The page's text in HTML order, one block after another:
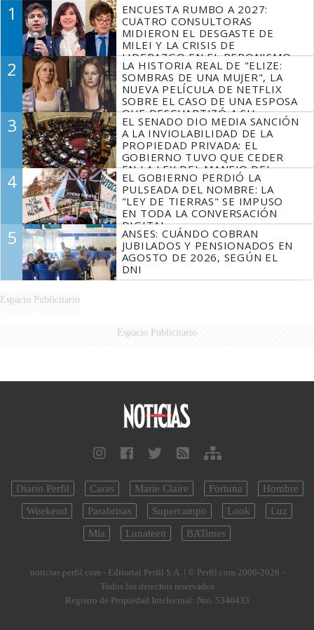
1
ENCUESTA RUMBO A 2027:
CUATRO CONSULTORAS
MIDIERON EL DESGASTE DE
MILEI Y LA CRISIS DE
LIDERAZGO EN EL PERONISMO
2
LA HISTORIA REAL DE "ELIZE:
SOMBRAS DE UNA MUJER", LA
NUEVA PELÍCULA DE NETFLIX
SOBRE EL CASO DE UNA ESPOSA
QUE DESCUARTIZÓ A SU
MARIDO
3
EL SENADO DIO MEDIA SANCIÓN
A LA INVIOLABILIDAD DE LA
PROPIEDAD PRIVADA: EL
GOBIERNO TUVO QUE CEDER
EN LA LEY DEL MANEJO DEL
FUEGO
4
EL GOBIERNO PERDIÓ LA
PULSEADA DEL NOMBRE: LA
"LEY DE TIERRAS" SE IMPUSO
EN TODA LA CONVERSACIÓN
DIGITAL
5
ANSES: CUÁNDO COBRAN
JUBILADOS Y PENSIONADOS EN
AGOSTO DE 2026, SEGÚN EL
DNI
Espacio Publicitario
Espacio Publicitario
Diario Perfil Caras Marie Claire Fortuna
Hombre
Weekend
Parabrisas Supercampo Look
Luz
Mía
Lunateen BATimes
noticias.perfil.com - Editorial Perfil S.A. | © Perfil.com 2006-2026 -
Todos los derechos reservados
Registro de Propiedad Intelectual: Nro. 5346433